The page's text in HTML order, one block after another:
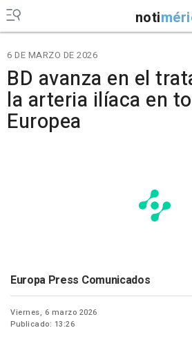
noti
6 DE MARZO DE 2026
BD avanza en el
la arteria ilíaca en
Europea
Europa Press Comunicados
Viernes, 6 marzo 2026
Publicado: 13:26